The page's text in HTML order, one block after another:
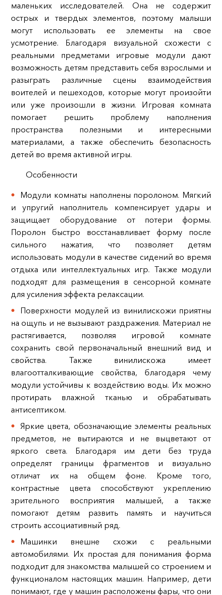
маленьких исследователей. Она не содержит
острых и твердых элементов, поэтому малыши
могут использовать ее элементы на свое
усмотрение. Благодаря визуальной схожести с
реальными предметами игровые модули дают
возможность детям представить себя взрослыми и
разыграть различные сцены взаимодействия
воителей и пешеходов, которые могут произойти
или уже произошли в жизни. Игровая комната
помогает решить проблему наполнения
пространства полезными и интересными
материалами, а также обеспечить безопасность
детей во время активной игры.
Особенности
Модули комнаты наполнены поролоном. Мягкий
и упругий наполнитель компенсирует удары и
защищает оборудование от потери формы.
Поролон быстро восстанавливает форму после
сильного нажатия, что позволяет детям
использовать модули в качестве сидений во время
отдыха или интеллектуальных игр. Также модули
подходят для размещения в сенсорной комнате
для усиления эффекта релаксации.
Поверхности модулей из винилискожи приятны
на ощупь и не вызывают раздражения. Материал не
растягивается, позволяя игровой комнате
сохранить свой первоначальный внешний вид и
свойства. Также винилискожа имеет
влагоотталкивающие свойства, благодаря чему
модули устойчивы к воздействию воды. Их можно
протирать влажной тканью и обрабатывать
антисептиком.
Яркие цвета, обозначающие элементы реальных
предметов, не вытираются и не выцветают от
яркого света. Благодаря им дети без труда
определят границы фрагментов и визуально
отличат их на общем фоне. Кроме того,
контрастные цвета способствуют укреплению
зрительного восприятия малышей, а также
помогают детям развить память и научиться
строить ассоциативный ряд.
Машинки внешне схожи с реальными
автомобилями. Их простая для понимания форма
подходит для знакомства малышей со строением и
функционалом настоящих машин. Например, дети
понимают, где у машин расположены фары, что они